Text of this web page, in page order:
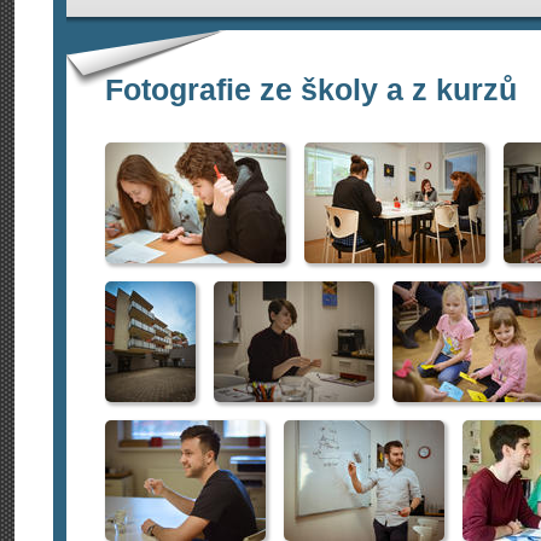
Fotografie ze školy a z kurzů